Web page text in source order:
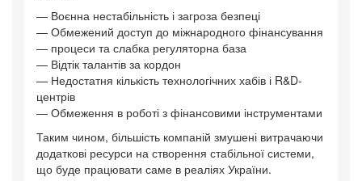
— Воєнна нестабільність і загроза безпеці
— Обмежений доступ до міжнародного фінансування
— процеси та слабка регуляторна база
— Відтік талантів за кордон
— Недостатня кількість технологічних хабів і R&D-
центрів
— Обмеження в роботі з фінансовими інструментами
Таким чином, більшість компаній змушені витрачаючи
додаткові ресурси на створення стабільної системи,
що буде працювати саме в реаліях України.